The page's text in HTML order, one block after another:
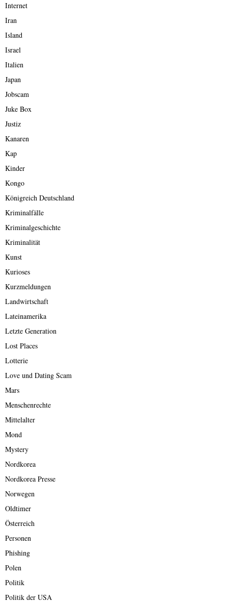
Internet
Iran
Island
Israel
Italien
Japan
Jobscam
Juke Box
Justiz
Kanaren
Kap
Kinder
Kongo
Königreich Deutschland
Kriminalfälle
Kriminalgeschichte
Kriminalität
Kunst
Kurioses
Kurzmeldungen
Landwirtschaft
Lateinamerika
Letzte Generation
Lost Places
Lotterie
Love und Dating Scam
Mars
Menschenrechte
Mittelalter
Mond
Mystery
Nordkorea
Nordkorea Presse
Norwegen
Oldtimer
Österreich
Personen
Phishing
Polen
Politik
Politik der USA